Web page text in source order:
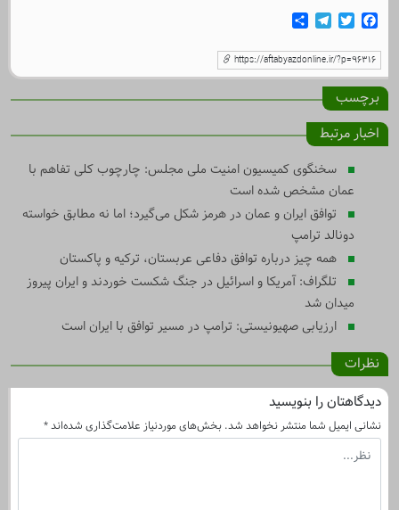
Facebook
Twitter
Telegram
Share
https://aftabyazdonline.ir/?p=96316
برچسب
اخبار مرتبط
سخنگوی کمیسیون امنیت ملی مجلس: چارچوب کلی تفاهم با
عمان مشخص شده است
توافق ایران و عمان در هرمز شکل می‌گیرد؛ اما نه مطابق خواسته
دونالد ترامپ
همه چیز درباره توافق دفاعی عربستان، ترکیه و پاکستان
تلگراف: آمریکا و اسرائیل در جنگ شکست خوردند و ایران پیروز
میدان شد
ارزیابی صهیونیستی: ترامپ در مسیر توافق با ایران است
نظرات
دیدگاهتان را بنویسید
نشانی ایمیل شما منتشر نخواهد شد. بخش‌های موردنیاز علامت‌گذاری شده‌اند*